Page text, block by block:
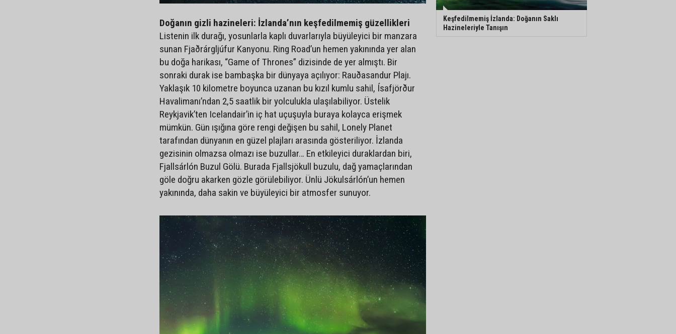
Doğanın gizli hazineleri: İzlanda’nın keşfedilmemiş güzellikleri
Listenin ilk durağı, yosunlarla kaplı duvarlarıyla büyüleyici bir manzara
sunan Fjaðrárgljúfur Kanyonu. Ring Road’un hemen yakınında yer alan
bu doğa harikası, “Game of Thrones” dizisinde de yer almıştı. Bir
sonraki durak ise bambaşka bir dünyaya açılıyor: Rauðasandur Plajı.
Yaklaşık 10 kilometre boyunca uzanan bu kızıl kumlu sahil, Ísafjörður
Havalimanı’ndan 2,5 saatlik bir yolculukla ulaşılabiliyor. Üstelik
Reykjavik’ten Icelandair’in iç hat uçuşuyla buraya kolayca erişmek
mümkün. Gün ışığına göre rengi değişen bu sahil, Lonely Planet
tarafından dünyanın en güzel plajları arasında gösteriliyor. İzlanda
gezisinin olmazsa olmazı ise buzullar… En etkileyici duraklardan biri,
Fjallsárlón Buzul Gölü. Burada Fjallsjökull buzulu, dağ yamaçlarından
göle doğru akarken gözle görülebiliyor. Ünlü Jökulsárlón’un hemen
yakınında, daha sakin ve büyüleyici bir atmosfer sunuyor.
Keşfedilmemiş İzlanda: Doğanın Saklı
Hazineleriyle Tanışın